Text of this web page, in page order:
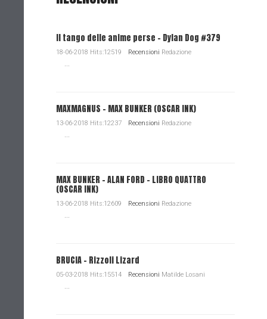
Il tango delle anime perse - Dylan Dog #379
18-06-2018 Hits:12519 Recensioni Redazione
...
MAXMAGNUS – MAX BUNKER (OSCAR INK)
13-06-2018 Hits:12237 Recensioni Redazione
...
MAX BUNKER – ALAN FORD – LIBRO QUATTRO
(OSCAR INK)
13-06-2018 Hits:12609 Recensioni Redazione
...
BRUCIA - Rizzoli Lizard
05-03-2018 Hits:15514 Recensioni Matilde Losani
...